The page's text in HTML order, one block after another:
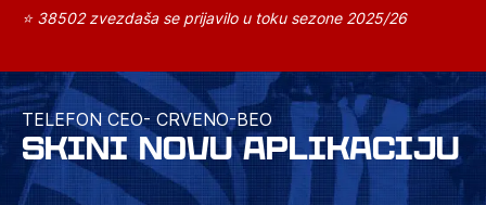
⭐ 38502 zvezdaša se prijavilo u toku sezone 2025/26
TELEFON CEO- CRVENO-BEO
SKINI NOVU APLIKACIJU